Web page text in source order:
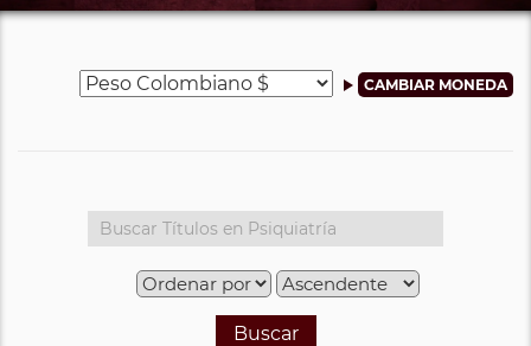
Buscar